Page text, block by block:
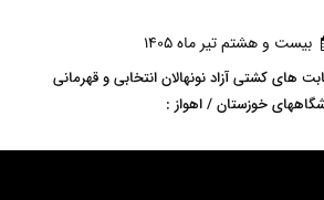
بيست و هشتم تير ماه 1405
های کشتی آزاد نونهالان انتخابی و قهرمانی
خوزستان / اهواز :